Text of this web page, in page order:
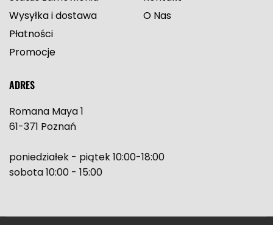
Wysyłka i dostawa
Płatności
Promocje
O Nas
ADRES
Romana Maya 1
61-371 Poznań
poniedziałek - piątek 10:00-18:00
sobota 10:00 - 15:00